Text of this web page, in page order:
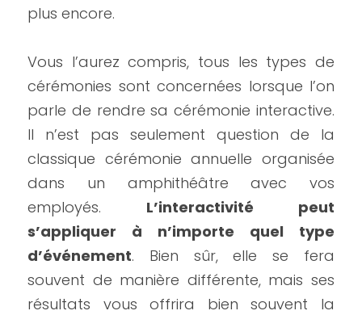
plus encore.
Vous l’aurez compris, tous les types de
cérémonies sont concernées lorsque l’on
parle de rendre sa cérémonie interactive.
Il n’est pas seulement question de la
classique cérémonie annuelle organisée
dans un amphithéâtre avec vos
employés. L’interactivité peut
s’appliquer à n’importe quel type
d’événement. Bien sûr, elle se fera
souvent de manière différente, mais ses
résultats vous offrira bien souvent la